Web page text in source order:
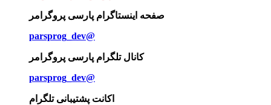
صفحه اینستاگرام پارسی پروگرامر
parsprog_dev@
کانال تلگرام پارسی پروگرامر
parsprog_dev@
اکانت پشتیبانی تلگرام